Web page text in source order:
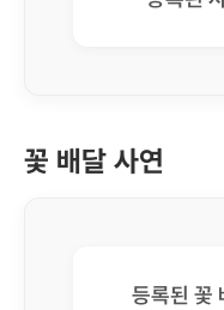
꽃 배달 사연
등록된 꽃